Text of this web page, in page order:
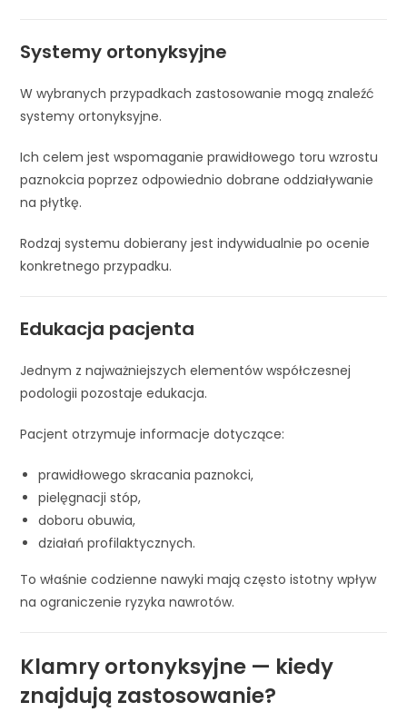
Systemy ortonyksyjne
W wybranych przypadkach zastosowanie mogą znaleźć
systemy ortonyksyjne.
Ich celem jest wspomaganie prawidłowego toru wzrostu
paznokcia poprzez odpowiednio dobrane oddziaływanie
na płytkę.
Rodzaj systemu dobierany jest indywidualnie po ocenie
konkretnego przypadku.
Edukacja pacjenta
Jednym z najważniejszych elementów współczesnej
podologii pozostaje edukacja.
Pacjent otrzymuje informacje dotyczące:
prawidłowego skracania paznokci,
pielęgnacji stóp,
doboru obuwia,
działań profilaktycznych.
To właśnie codzienne nawyki mają często istotny wpływ
na ograniczenie ryzyka nawrotów.
Klamry ortonyksyjne — kiedy
znajdują zastosowanie?